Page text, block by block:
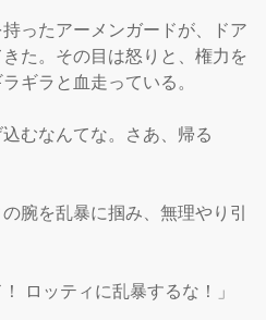
ったアーメンガードが、ドア
た。その目は怒りと、権力を
ギラと血走っている。
むなんてな。さあ、帰る
腕を乱暴に掴み、無理やり引
ロッティに乱暴するな！」